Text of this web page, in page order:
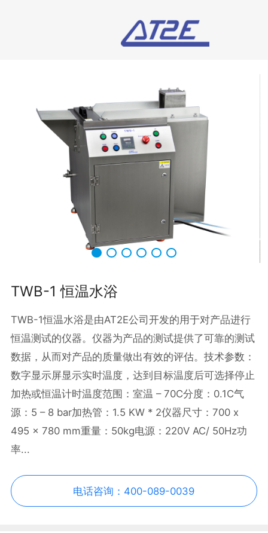
TWB-1 恒温水浴
TWB-1恒温水浴是由AT2E公司开发的用于对产品进行
恒温测试的仪器。仪器为产品的测试提供了可靠的测试
数据，从而对产品的质量做出有效的评估。技术参数：
数字显示屏显示实时温度，达到目标温度后可选择停止
加热或恒温计时温度范围：室温 – 70C分度：0.1C气
源：5 – 8 bar加热管：1.5 KW * 2仪器尺寸：700 x
495 x 780 mm重量：50kg电源：220V AC/ 50Hz功
率...
电话咨询：400-089-0039